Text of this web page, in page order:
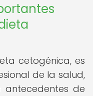
cetogénica, es
de la salud,
antecedentes de